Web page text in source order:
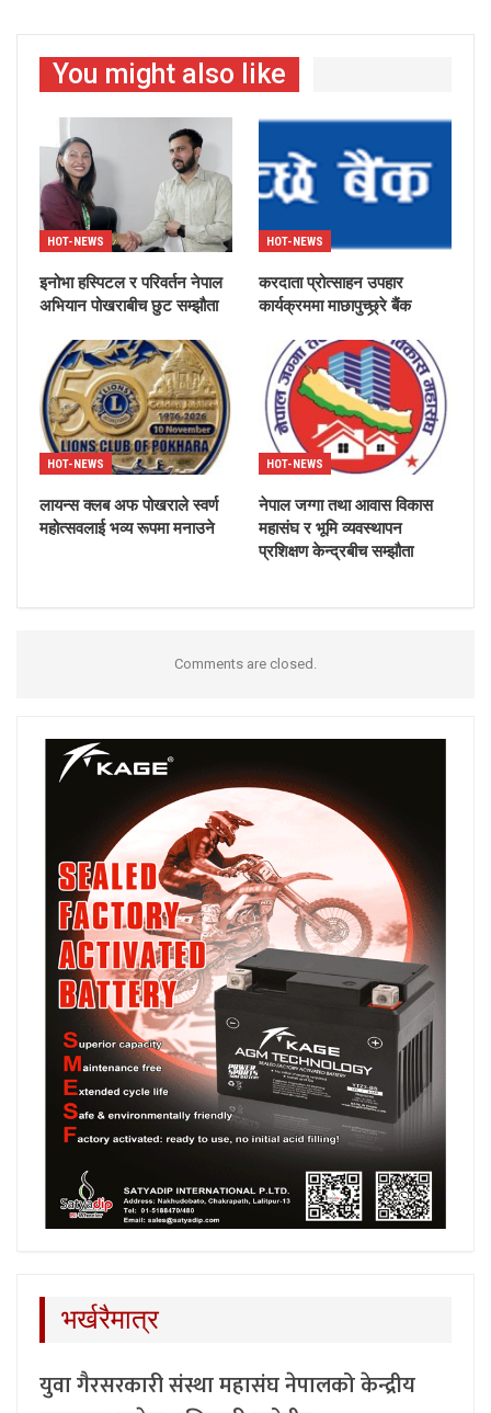
You might also like
HOT-NEWS
इनोभा हस्पिटल र परिवर्तन नेपाल
अभियान पोखराबीच छुट सम्झौता
HOT-NEWS
करदाता प्रोत्साहन उपहार
कार्यक्रममा माछापुच्छ्र्रे बैंक
HOT-NEWS
लायन्स क्लब अफ पोखराले स्वर्ण
महोत्सवलाई भव्य रूपमा मनाउने
HOT-NEWS
नेपाल जग्गा तथा आवास विकास
महासंघ र भूमि व्यवस्थापन
प्रशिक्षण केन्द्रबीच सम्झौता
Comments are closed.
भर्खरैमात्र
युवा गैरसरकारी संस्था महासंघ नेपालको केन्द्रीय